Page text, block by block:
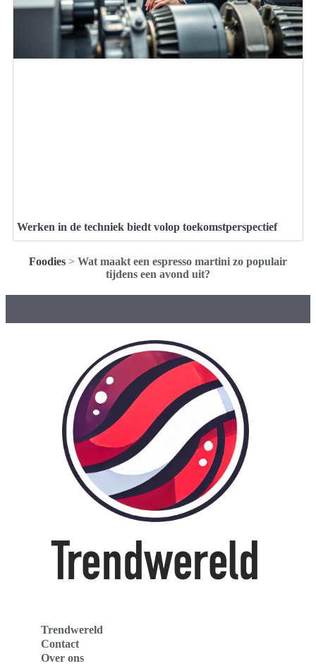
Werken in de techniek biedt volop toekomstperspectief
Foodies > Wat maakt een espresso martini zo populair
tijdens een avond uit?
Trendwereld
Contact
Over ons